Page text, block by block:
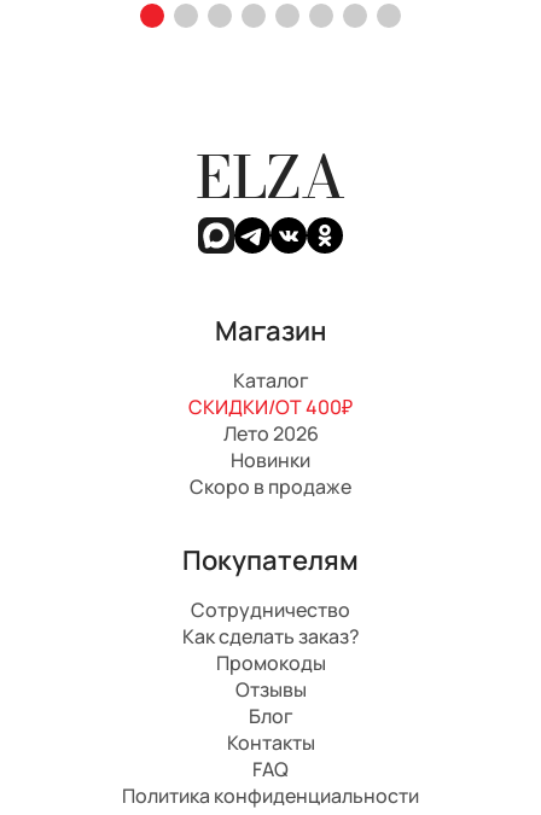
ELZA
Магазин
Каталог
СКИДКИ/ОТ 400₽
Лето 2026
Новинки
Скоро в продаже
Покупателям
Сотрудничество
Как сделать заказ?
Промокоды
Отзывы
Блог
Контакты
FAQ
Политика конфиденциальности